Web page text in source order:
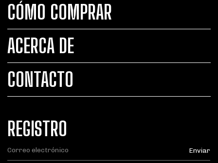
CÓMO COMPRAR
ACERCA DE
CONTACTO
REGISTRO